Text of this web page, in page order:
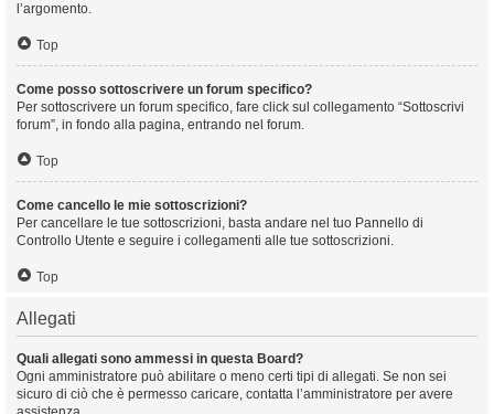
l’argomento.
Top
Come posso sottoscrivere un forum specifico?
Per sottoscrivere un forum specifico, fare click sul collegamento “Sottoscrivi
forum”, in fondo alla pagina, entrando nel forum.
Top
Come cancello le mie sottoscrizioni?
Per cancellare le tue sottoscrizioni, basta andare nel tuo Pannello di
Controllo Utente e seguire i collegamenti alle tue sottoscrizioni.
Top
Allegati
Quali allegati sono ammessi in questa Board?
Ogni amministratore può abilitare o meno certi tipi di allegati. Se non sei
sicuro di ciò che è permesso caricare, contatta l’amministratore per avere